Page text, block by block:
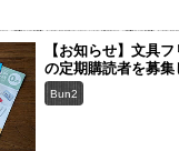
【お知らせ】文具
の定期購読者を募集
Bun2